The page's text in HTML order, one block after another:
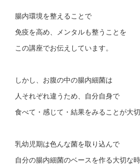
腸内環境を整えることで
免疫を高め、メンタルも整うことを
この講座でお伝えしています。
しかし、お腹の中の腸内細菌は
人それぞれ違うため、自分自身で
食べて・感じて・結果をみることが大
乳幼児期は色んな菌を取り込んで
自分の腸内細菌のベースを作る大切な時